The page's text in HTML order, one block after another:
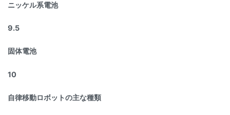
ニッケル系電池
9.5
固体電池
10
自律移動ロボットの主な種類